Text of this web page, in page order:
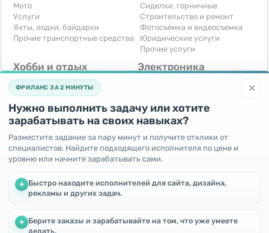
Мото
Услуги
Яхты, лодки, байдарки
Прочие транспортные средства
Сиделки, горничные
Строительство и ремонт
Фотосъемка и видеосъемка
Юридические услуги
Прочие услуги
Хобби и отдых
Книги и журналы
Музыкальные инструменты
Охота и рыбалка
Спорт и отдых
Другое
Электроника
Приставки и видеоигры
Телефоны и связь
Услуги
Фотоаппараты
Другое
Для бизнеса
Готовый бизнес
Другое
×
ФРИЛАНС ЗА 2 МИНУТЫ
Нужно выполнить задачу или хотите
зарабатывать на своих навыках?
Разместите задание за пару минут и получите отклики от
специалистов. Найдите подходящего исполнителя по цене и
уровню или начните зарабатывать сами.
+ Быстро находите исполнителей для сайта, дизайна,
рекламы и других задач.
+ Берите заказы и зарабатывайте на том, что уже умеете
делать.
Мы используем файлы cookie, чтобы улучшить работу и